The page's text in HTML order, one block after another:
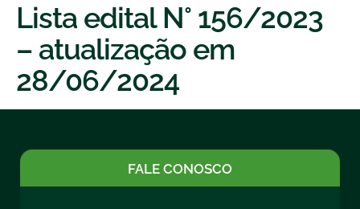
Lista edital N° 156/2023
– atualização em
28/06/2024
FALE CONOSCO